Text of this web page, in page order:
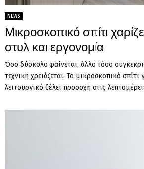
NEWS
Μικροσκοπικό σπίτι
στυλ και εργονομία
Όσο δύσκολο φαίνεται, άλλο τόσο
τεχνική χρειάζεται. Το μικροσκοπικό σπίτι
λειτουργικό θέλει προσοχή στις